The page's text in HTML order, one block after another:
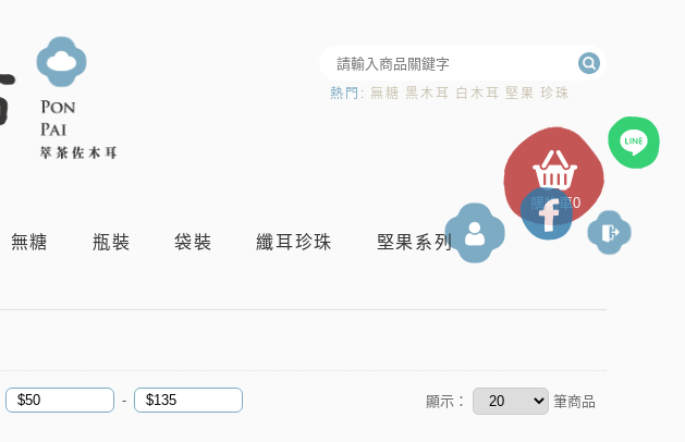
熱門: 無糖 黑木耳 白木耳 堅果 珍珠
購物車0
登入
無糖 瓶裝 袋裝 纖耳珍珠 堅果系列
顯示： 筆商品